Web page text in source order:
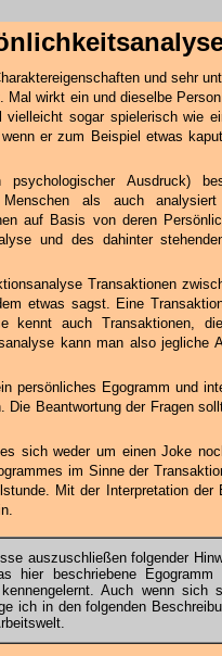
und sehr
wirkt ein und dieselbe
vielleicht sogar spielerisch wie
er zum Beispiel etwas
psychologischer Ausdruck)
Menschen als auch
auf Basis von deren
und des dahinter
Transaktionen
etwas sagst. Eine
kennt auch Transaktionen,
kann man also jegliche
persönliches Egogramm und
Die Beantwortung der Fragen
sich weder um einen Joke
im Sinne der
Mit der Interpretation
auszuschließen folgender
hier beschriebene
Auch wenn sich
ich in den folgenden